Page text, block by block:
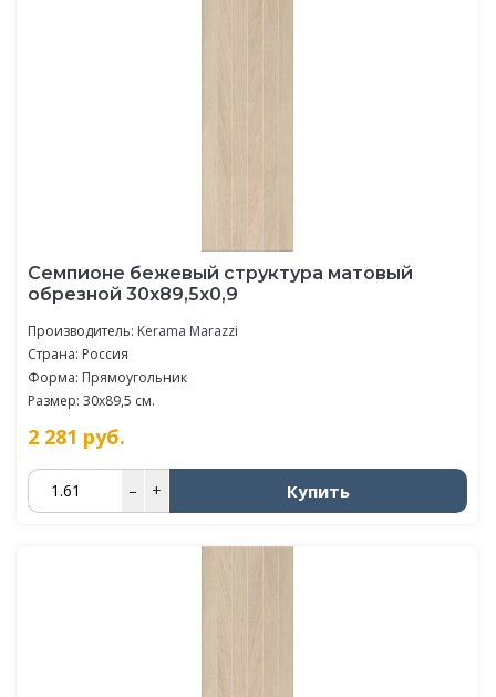
Семпионе бежевый структура матовый
обрезной 30x89,5x0,9
Производитель: Kerama Marazzi
Страна: Россия
Форма: Прямоугольник
Размер: 30x89,5 см.
2 281 руб.
– + Купить